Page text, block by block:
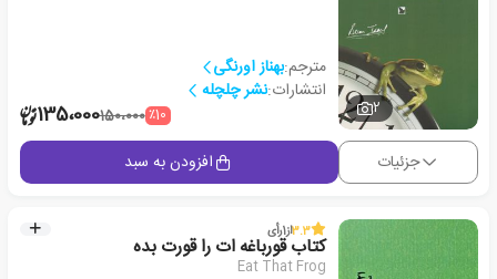
2
مترجم:بهناز اورنگی
انتشارات:نشر چلچله
٪10150،000135،000
جزئیات افزودن به سبد
3.3از1رأی
کتاب قورباغه ات را قورت بده
Eat That Frog